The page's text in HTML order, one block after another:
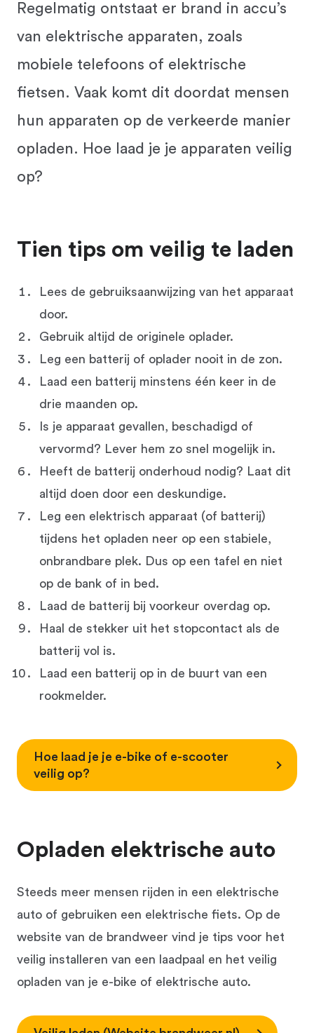
Regelmatig ontstaat er brand in accu’s
van elektrische apparaten, zoals
mobiele telefoons of elektrische
fietsen. Vaak komt dit doordat mensen
hun apparaten op de verkeerde manier
opladen. Hoe laad je je apparaten veilig
op?
Tien tips om veilig te laden
Lees de gebruiksaanwijzing van het apparaat
door.
Gebruik altijd de originele oplader.
Leg een batterij of oplader nooit in de zon.
Laad een batterij minstens één keer in de
drie maanden op.
Is je apparaat gevallen, beschadigd of
vervormd? Lever hem zo snel mogelijk in.
Heeft de batterij onderhoud nodig? Laat dit
altijd doen door een deskundige.
Leg een elektrisch apparaat (of batterij)
tijdens het opladen neer op een stabiele,
onbrandbare plek. Dus op een tafel en niet
op de bank of in bed.
Laad de batterij bij voorkeur overdag op.
Haal de stekker uit het stopcontact als de
batterij vol is.
Laad een batterij op in de buurt van een
rookmelder.
Hoe laad je je e-bike of e-scooter
veilig op?
Opladen elektrische auto
Steeds meer mensen rijden in een elektrische
auto of gebruiken een elektrische fiets. Op de
website van de brandweer vind je tips voor het
veilig installeren van een laadpaal en het veilig
opladen van je e-bike of elektrische auto.